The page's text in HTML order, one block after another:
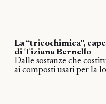
La “tricochimica”,
di Tiziana Bernello
Dalle sostanze che
ai composti usati per la